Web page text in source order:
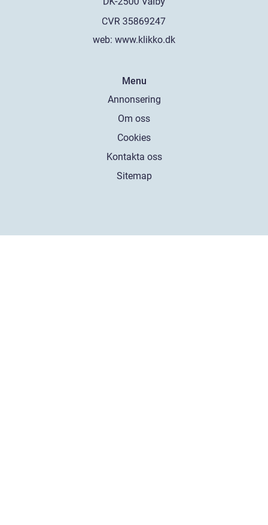
web: www.klikko.dk
Menu
Annonsering
Om oss
Cookies
Kontakta oss
Sitemap